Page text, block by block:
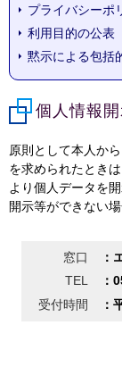
プライバシーポ
利用目的の公表
黙示による包括
個人情報
原則として本人か
を求められたとき
より個人データを開
開示等ができない
窓口
：
TEL
：
受付時間
：